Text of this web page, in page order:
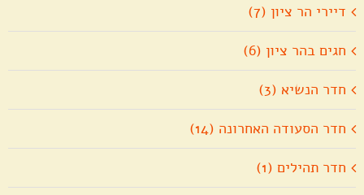
דיירי הר ציון (7)
חגים בהר ציון (6)
חדר הנשיא (3)
חדר הסעודה האחרונה (14)
חדר תהילים (1)